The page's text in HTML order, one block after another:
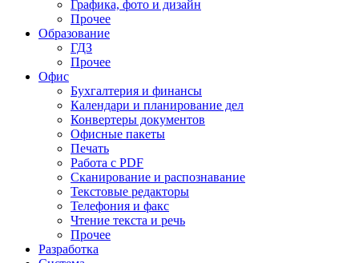
Графика, фото и дизайн
Прочее
Образование
ГДЗ
Прочее
Офис
Бухгалтерия и финансы
Календари и планирование дел
Конвертеры документов
Офисные пакеты
Печать
Работа с PDF
Сканирование и распознавание
Текстовые редакторы
Телефония и факс
Чтение текста и речь
Прочее
Разработка